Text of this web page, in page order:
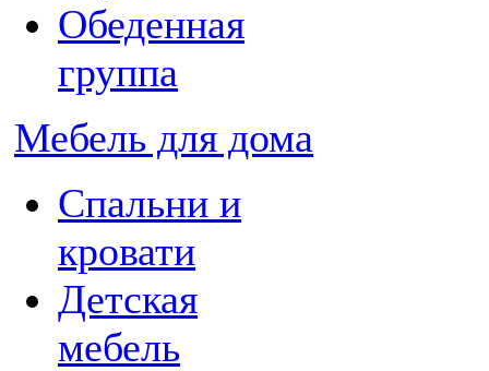
Обеденная
группа
Мебель для дома
Спальни и
кровати
Детская
мебель